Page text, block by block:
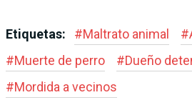
Etiquetas: #Maltrato animal #
#Muerte de perro #Dueño
#Mordida a vecinos